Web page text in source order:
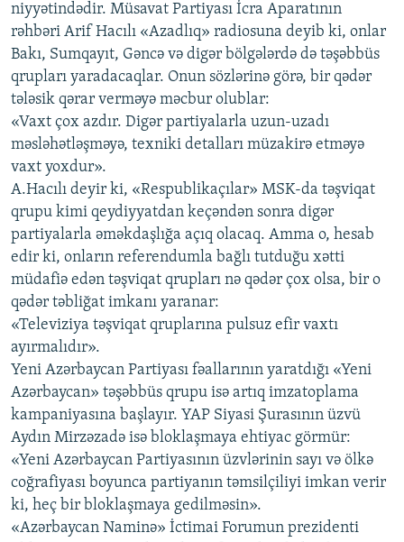
niyyətindədir. Müsavat Partiyası İcra Aparatının
rəhbəri Arif Hacılı «Azadlıq» radiosuna deyib ki, onlar
Bakı, Sumqayıt, Gəncə və digər bölgələrdə də təşəbbüs
qrupları yaradacaqlar. Onun sözlərinə görə, bir qədər
tələsik qərar verməyə məcbur olublar:
«Vaxt çox azdır. Digər partiyalarla uzun-uzadı
məsləhətləşməyə, texniki detalları müzakirə etməyə
vaxt yoxdur».
A.Hacılı deyir ki, «Respublikaçılar» MSK-da təşviqat
qrupu kimi qeydiyyatdan keçəndən sonra digər
partiyalarla əməkdaşlığa açıq olacaq. Amma o, hesab
edir ki, onların referendumla bağlı tutduğu xətti
müdafiə edən təşviqat qrupları nə qədər çox olsa, bir o
qədər təbliğat imkanı yaranar:
«Televiziya təşviqat qruplarına pulsuz efir vaxtı
ayırmalıdır».
Yeni Azərbaycan Partiyası fəallarının yaratdığı «Yeni
Azərbaycan» təşəbbüs qrupu isə artıq imzatoplama
kampaniyasına başlayır. YAP Siyasi Şurasının üzvü
Aydın Mirzəzadə isə bloklaşmaya ehtiyac görmür:
«Yeni Azərbaycan Partiyasının üzvlərinin sayı və ölkə
coğrafiyası boyunca partiyanın təmsilçiliyi imkan verir
ki, heç bir bloklaşmaya gedilməsin».
«Azərbaycan Naminə» İctimai Forumun prezidenti